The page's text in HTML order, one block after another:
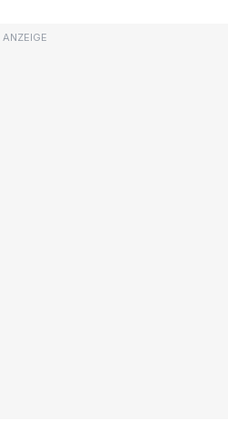
ANZEIGE